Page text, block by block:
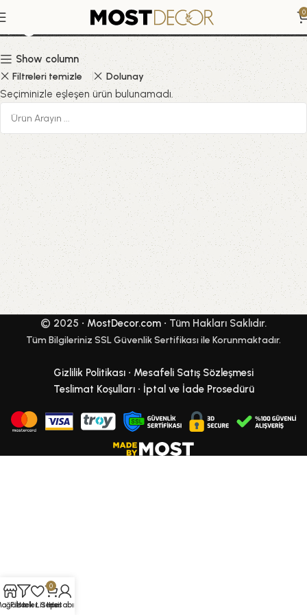
0
Çığlık 1893 Edvard Munch
Show column
Filtreleri temizle
Dolunay
Seçiminizle eşleşen ürün bulunamadı.
© 2025 • MostDecor.com • Tüm Hakları Saklıdır.
Tüm Bilgileriniz SSL Güvenlik Sertifikası ile Korunmaktadır.
Gizlilik Politikası • Mesafeli Satış Sözleşmesi
Teslimat Koşulları• İptal ve İade Prosedürü
Filtreler
İstek Listesi
0
Sepet
Hesabım